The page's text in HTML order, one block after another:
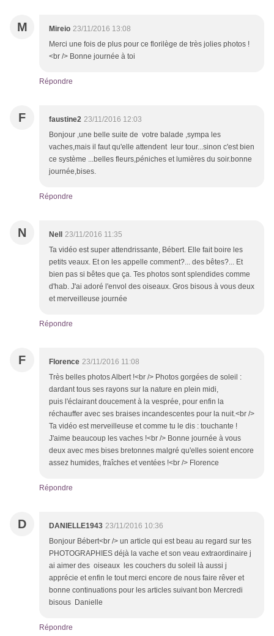
M Mireio 23/11/2016 13:08
Merci une fois de plus pour ce florilège de très jolies photos !
<br /> Bonne journée à toi
Répondre
F faustine2 23/11/2016 12:03
Bonjour ,une belle suite de votre balade ,sympa les
vaches,mais il faut qu'elle attendent leur tour...sinon c'est bien
ce système ...belles fleurs,péniches et lumières du soir.bonne
journée,bises.
Répondre
N Nell
23/11/2016 11:35
Ta vidéo est super attendrissante, Bébert. Elle fait boire les
petits veaux. Et on les appelle comment?... des bêtes?... Et
bien pas si bêtes que ça. Tes photos sont splendides comme
d'hab. J'ai adoré l'envol des oiseaux. Gros bisous à vous deux
et merveilleuse journée
Répondre
F Florence 23/11/2016 11:08
Très belles photos Albert !<br /> Photos gorgées de soleil :
dardant tous ses rayons sur la nature en plein midi,
puis l'éclairant doucement à la vesprée, pour enfin la
réchauffer avec ses braises incandescentes pour la nuit.<br />
Ta vidéo est merveilleuse et comme tu le dis : touchante !
J'aime beaucoup les vaches !<br /> Bonne journée à vous
deux avec mes bises bretonnes malgré qu'elles soient encore
assez humides, fraîches et ventées !<br /> Florence
Répondre
D DANIELLE1943 23/11/2016 10:36
Bonjour Bébert<br /> un article qui est beau au regard sur tes
PHOTOGRAPHIES déjà la vache et son veau extraordinaire j
ai aimer des oiseaux les couchers du soleil là aussi j
apprécie et enfin le tout merci encore de nous faire rêver et
bonne continuations pour les articles suivant bon Mercredi
bisous Danielle
Répondre